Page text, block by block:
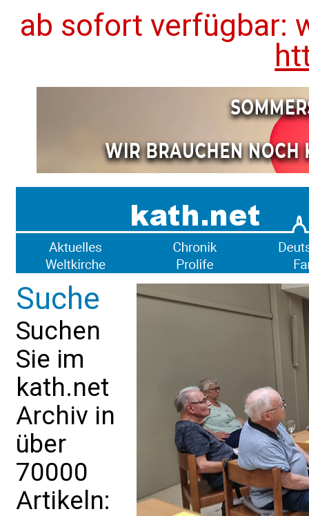
ab sofort verfügbar:
Suche
Suchen
Sie im
kath.net
Archiv in
über
70000
Artikeln: